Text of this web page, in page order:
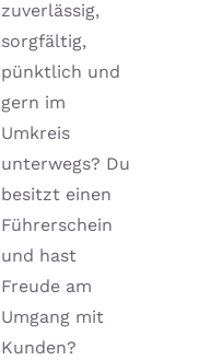
zuverlässig,
sorgfältig,
pünktlich und
gern im
Umkreis
unterwegs? Du
besitzt einen
Führerschein
und hast
Freude am
Umgang mit
Kunden?